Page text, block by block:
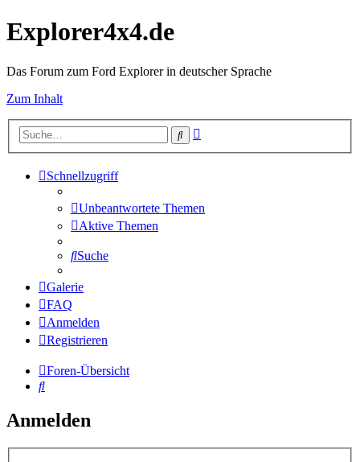
Explorer4x4.de
Das Forum zum Ford Explorer in deutscher Sprache
Zum Inhalt
Suche
Schnellzugriff
Unbeantwortete Themen
Aktive Themen
Suche
Galerie
FAQ
Anmelden
Registrieren
Foren-Übersicht
Suche
Anmelden